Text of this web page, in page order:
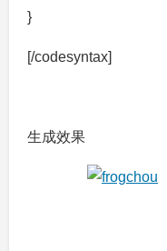
}
[/codesyntax]
生成效果